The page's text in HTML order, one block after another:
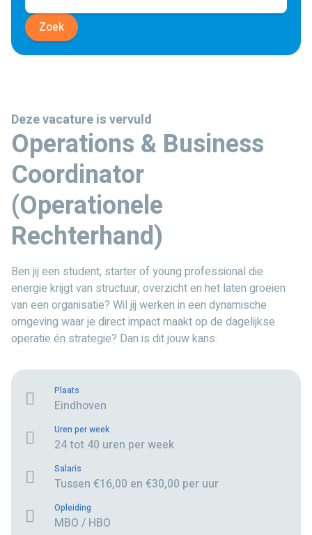
Zoek
Deze vacature is vervuld
Operations & Business
Coordinator
(Operationele
Rechterhand)
Ben jij een student, starter of young professional die
energie krijgt van structuur, overzicht en het laten groeien
van een organisatie? Wil jij werken in een dynamische
omgeving waar je direct impact maakt op de dagelijkse
operatie én strategie? Dan is dit jouw kans.
Plaats
Eindhoven
Uren per week
24 tot 40 uren per week
Salaris
Tussen €16,00 en €30,00 per uur
Opleiding
MBO / HBO